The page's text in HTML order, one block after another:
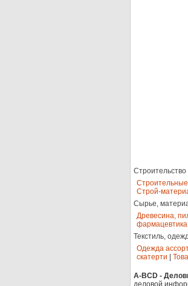
Строительство
Строй-
Сырье,
Древесина,
фармацевтика
Текстиль,
Одежда
скатерти
A-BCD -
деловой